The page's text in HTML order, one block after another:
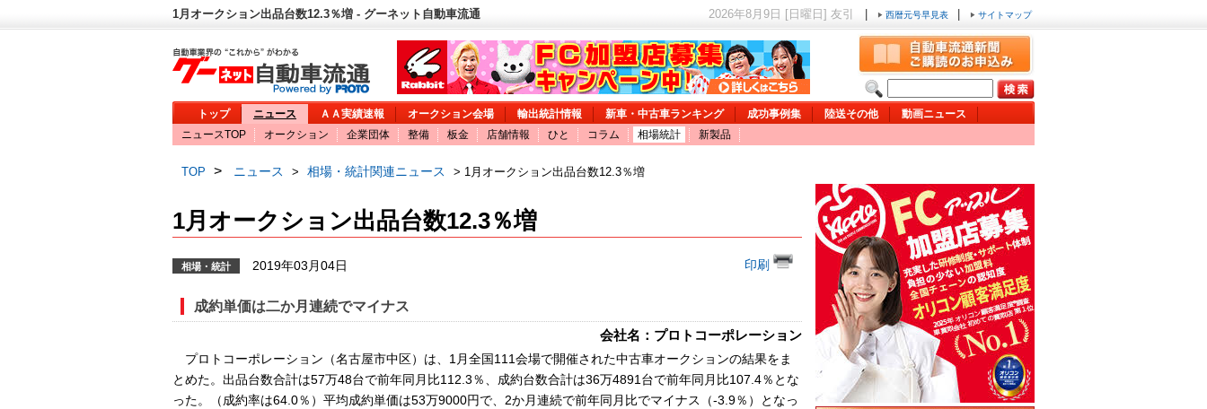
1月オークション出品台数12.3％増 - グーネット自動車流通 2026年8月9日 [日曜日] 友引 西暦元号早見表 サイトマップ
トップ ニュース ＡＡ実績速報 オークション会場 輸出統計情報 新車・中古車ランキング 成功事例集 陸送その他
動画ニュース
ニュースTOP
オークション 企業団体 整備 板金 店舗情報 ひと コラム 相場統計 新製品
TOP > ニュース > 相場・統計関連ニュース > 1月オークション出品台数12.3％増
1月オークション出品台数12.3％増
相場・統計 2019年03月04日 印刷
成約単価は二か月連続でマイナス
会社名：プロトコーポレーション
プロトコーポレーション（名古屋市中区）は、1月全国111会場で開催された中古車オークションの結果をま
とめた。出品台数合計は57万48台で前年同月比112.3％、成約台数合計は36万4891台で前年同月比107.4％とな
った。（成約率は64.0％）平均成約単価は53万9000円で、2か月連続で前年同月比でマイナス（-3.9％）となっ